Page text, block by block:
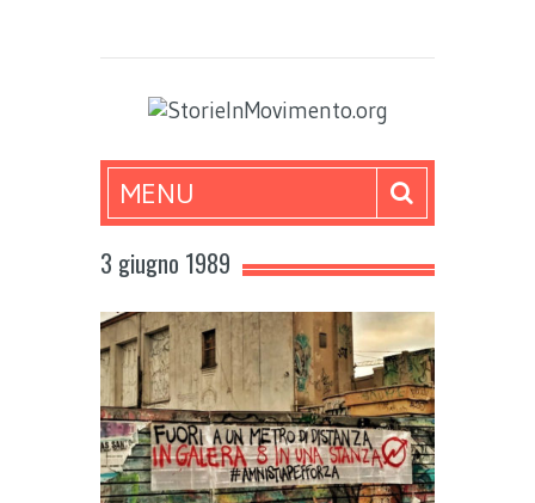
MENU
3 giugno 1989